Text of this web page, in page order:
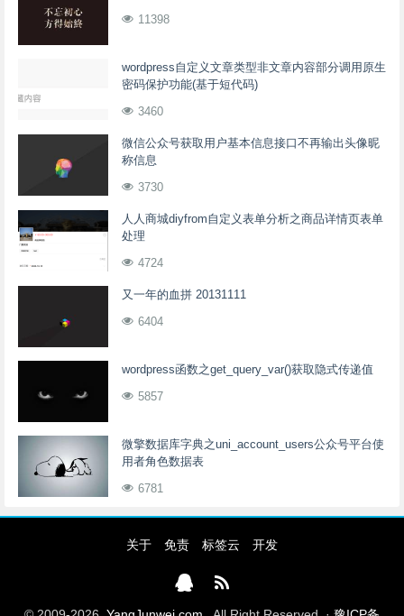
11398
wordpress自定义文章类型非文章内容部分调用原生
密码保护功能(基于短代码)
3460
微信公众号获取用户基本信息接口不再输出头像昵
称信息
3730
人人商城diyfrom自定义表单分析之商品详情页表单
处理
4724
又一年的血拼 20131111
6404
wordpress函数之get_query_var()获取隐式传递值
5857
微擎数据库字典之uni_account_users公众号平台使
用者角色数据表
6781
关于 免责 标签云 开发